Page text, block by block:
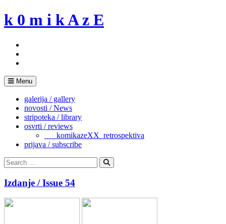
Skip
to
k 0 m i k A z E
Menu
galerija / gallery
novosti / News
stripoteka / library
osvrti / reviews
___komikazeXX_retrospektiva
prijava / subscribe
Search
for:
Search
Izdanje / Issue 54